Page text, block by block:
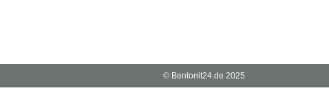
© Bentonit24.de 2025